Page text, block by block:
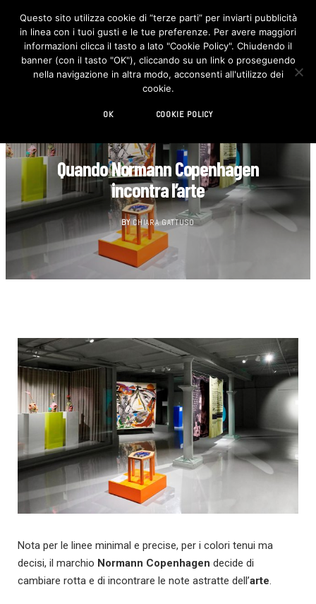
F
c
e
b
o
I
n
s
t
Quando Normann Copenhagen
incontra l’arte
BY CHIARA GATTUSO
Nota per le linee minimal e precise, per i colori tenui ma
decisi, il marchio Normann Copenhagen decide di
cambiare rotta e di incontrare le note astratte dell’arte
Questo sito utilizza cookie di “terze parti” per inviarti pubblicità
in linea con i tuoi gusti e le tue preferenze. Per avere maggiori
informazioni clicca il tasto a lato "Cookie Policy". Chiudendo il
banner (con il tasto "OK"), cliccando su un link o proseguendo
nella navigazione in altra modo, acconsenti all'utilizzo dei
cookie.
OK COOKIE POLICY